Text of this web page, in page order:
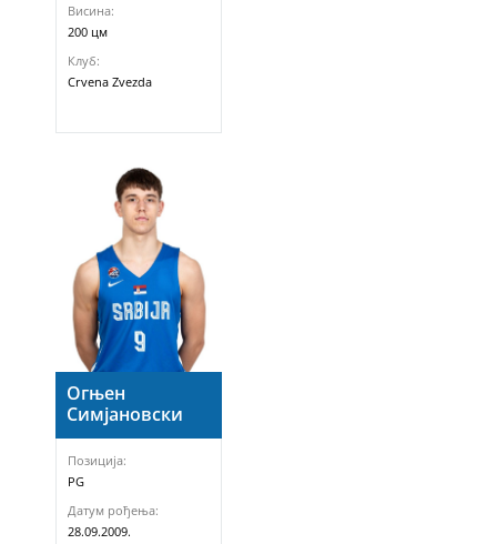
Висина:
200 цм
Клуб:
Crvena Zvezda
Огњен
Симјановски
Позиција:
PG
Датум рођења:
28.09.2009.